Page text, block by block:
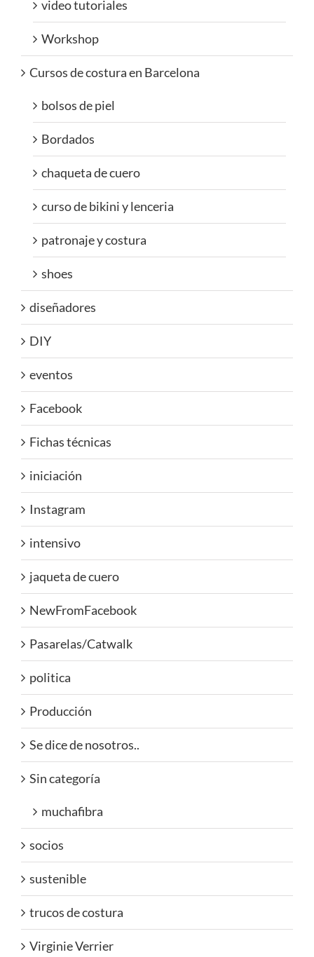
video tutoriales
Workshop
Cursos de costura en Barcelona
bolsos de piel
Bordados
chaqueta de cuero
curso de bikini y lenceria
patronaje y costura
shoes
diseñadores
DIY
eventos
Facebook
Fichas técnicas
iniciación
Instagram
intensivo
jaqueta de cuero
NewFromFacebook
Pasarelas/Catwalk
politica
Producción
Se dice de nosotros..
Sin categoría
muchafibra
socios
sustenible
trucos de costura
Virginie Verrier